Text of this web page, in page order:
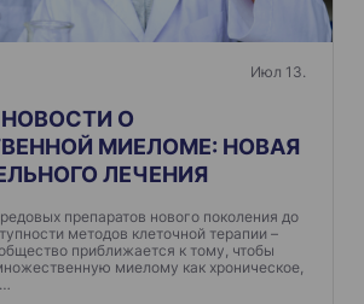
Июл 13.
О
МИЕЛОМЕ: НОВАЯ
ЛЕЧЕНИЯ
препаратов нового поколения до
методов клеточной терапии –
приближается к тому, чтобы
миелому как хроническое,